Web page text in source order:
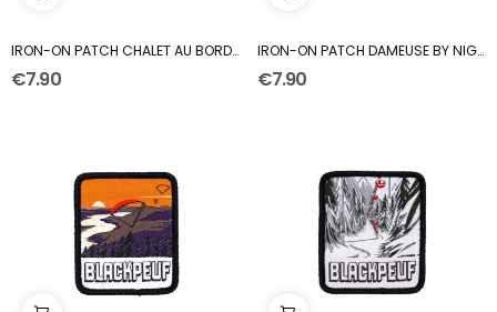
IRON-ON PATCH CHALET AU BORD DU LAC
€7.90
IRON-ON PATCH DAMEUSE BY NIGHT
€7.90